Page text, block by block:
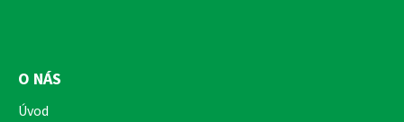
O NÁS
Úvod